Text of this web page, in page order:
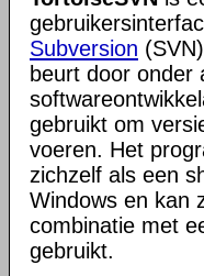
Subversion
beurt door onder
gebruikt om
voeren. Het
zichzelf als een
Windows en kan
combinatie met
gebruikt.